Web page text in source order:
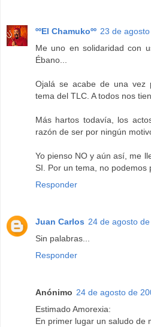
ººEl Chamukoºº 23 de
Me uno en solidaridad con
Ébano...
Ojalá se acabe de una vez
tema del TLC. A todos nos
Más hartos todavía, los
razón de ser por ningún
Yo pienso NO y aún así, me
SI. Por un tema, no podemos
Responder
Juan Carlos 24 de agosto
Sin palabras...
Responder
Anónimo 24 de agosto de
Estimado Amorexia:
En primer lugar un saludo de